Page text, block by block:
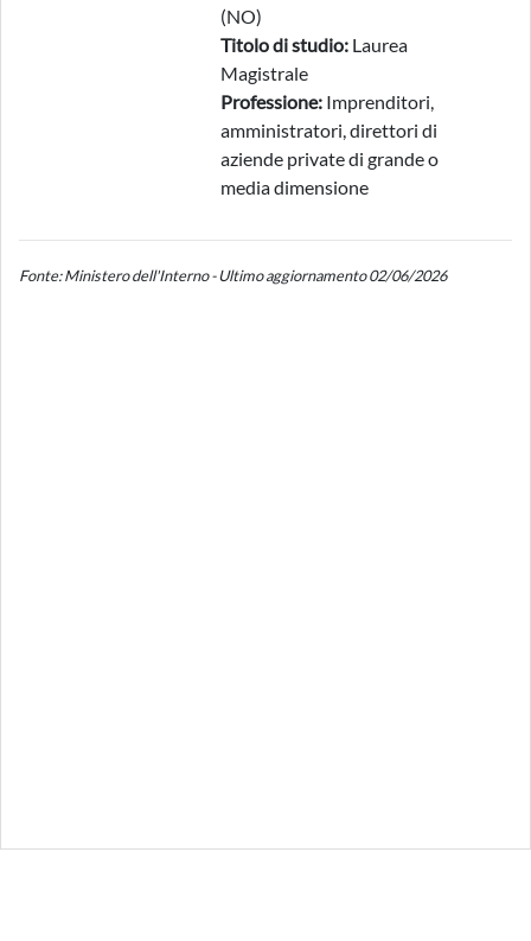
(NO)
Titolo di studio: Laurea
Magistrale
Professione: Imprenditori,
amministratori, direttori di
aziende private di grande o
media dimensione
Fonte: Ministero dell'Interno - Ultimo aggiornamento 02/06/2026